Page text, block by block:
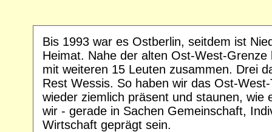
Bis 1993 war es Ostberlin, seitdem ist
Heimat. Nahe der alten Ost-West-Grenze
mit weiteren 15 Leuten zusammen. Drei
Rest Wessis. So haben wir das Ost-
wieder ziemlich präsent und staunen, wie
wir - gerade in Sachen Gemeinschaft,
Wirtschaft geprägt sein.